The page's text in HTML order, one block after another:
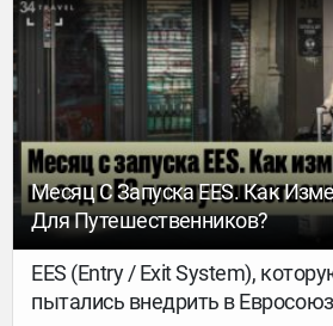
Полёт занимает 2 часа 20
выполняются три раза в
вторникам, четвергам и
Месяц С Запуска EES. Как
Для Путешественников?
EES (Entry / Exit System),
пытались внедрить в